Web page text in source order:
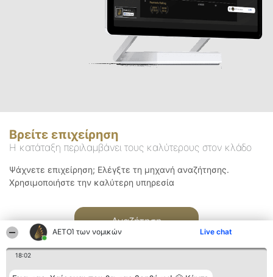
ΑΕΤΟΊ των νομικών Live chat
18:02
Βρείτε επιχείρηση
Η κατάταξη περιλαμβάνει τους καλύτερους στον κλάδο
Ψάχνετε επιχείρηση; Ελέγξτε τη μηχανή αναζήτησης.
Χρησιμοποιήστε την καλύτερη υπηρεσία
Αναζήτηση